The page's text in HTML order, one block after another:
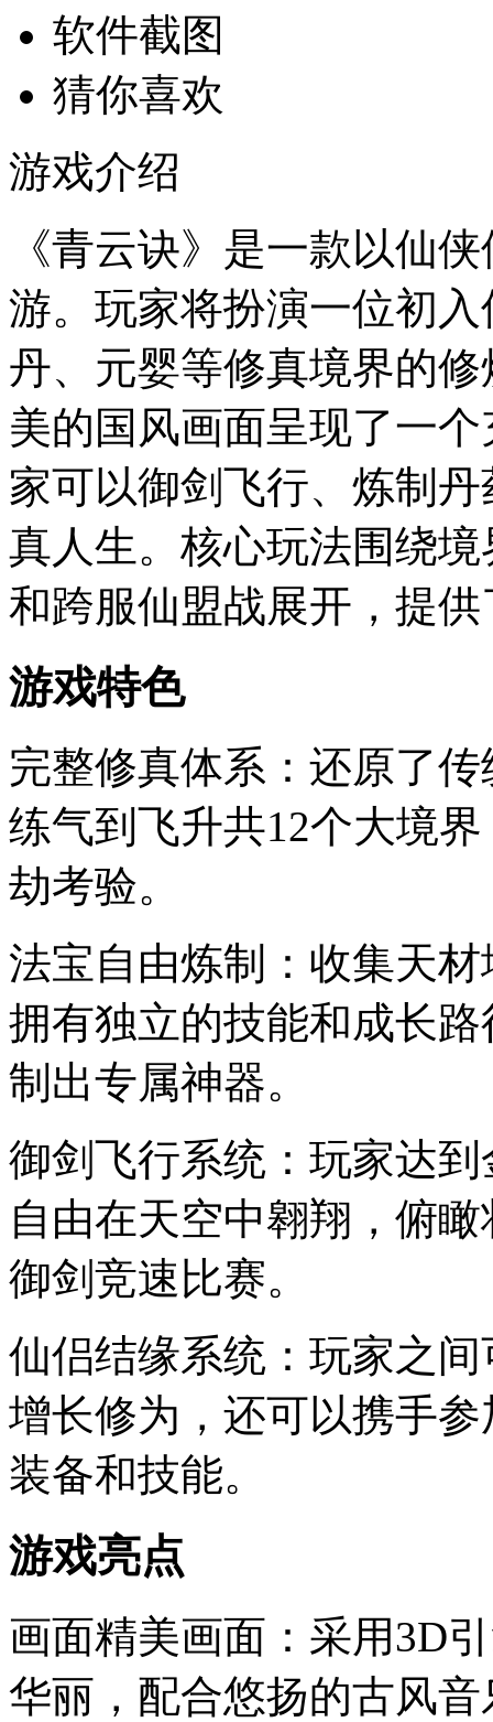
软件截图
猜你喜欢
游戏介绍
《青云诀》是一款以仙
游。玩家将扮演一位初
丹、元婴等修真境界的
美的国风画面呈现了一
家可以御剑飞行、炼制
真人生。核心玩法围绕
和跨服仙盟战展开，提
游戏特色
完整修真体系：还原了
练气到飞升共12个大境
劫考验。
法宝自由炼制：收集天
拥有独立的技能和成长
制出专属神器。
御剑飞行系统：玩家达
自由在天空中翱翔，俯
御剑竞速比赛。
仙侣结缘系统：玩家之
增长修为，还可以携手
装备和技能。
游戏亮点
画面精美画面：采用3D
华丽，配合悠扬的古风